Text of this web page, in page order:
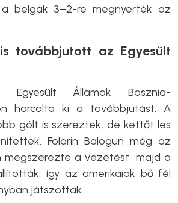
belgák 3–2-re megnyerték az
továbbjutott az Egyesült
Egyesült Államok Bosznia-
harcolta ki a továbbjutást. A
gólt is szereztek, de kettőt les
Folarin Balogun még az
megszerezte a vezetést, majd a
így az amerikaiak bő fél
játszottak.